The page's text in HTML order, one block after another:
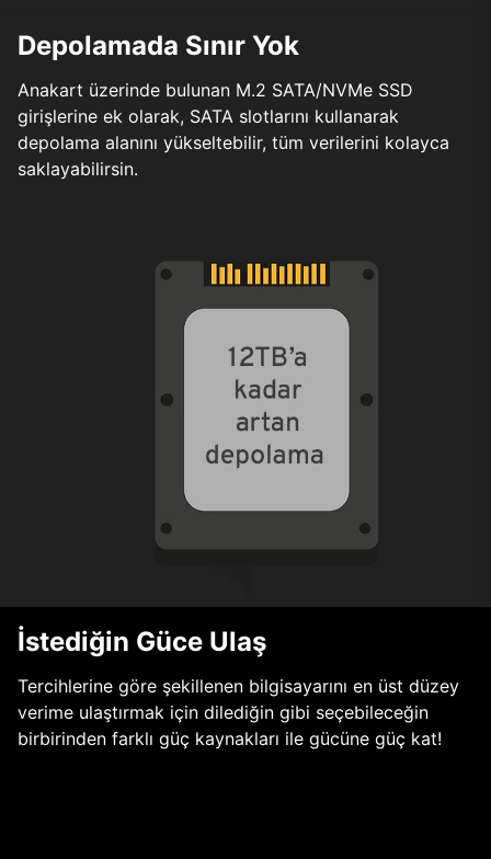
Depolamada Sınır Yok
Anakart üzerinde bulunan M.2 SATA/NVMe SSD
girişlerine ek olarak, SATA slotlarını kullanarak
depolama alanını yükseltebilir, tüm verilerini kolayca
saklayabilirsin.
İstediğin Güce Ulaş
Tercihlerine göre şekillenen bilgisayarını en üst düzey
verime ulaştırmak için dilediğin gibi seçebileceğin
birbirinden farklı güç kaynakları ile gücüne güç kat!